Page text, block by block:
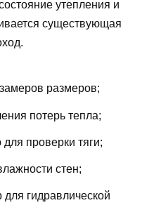
утепления и
существующая
размеров;
потерь тепла;
проверки тяги;
стен;
гидравлической